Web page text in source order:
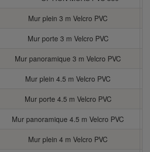
Mur plein 3 m Velcro PVC
Mur porte 3 m Velcro PVC
Mur panoramique 3 m Velcro PVC
Mur plein 4.5 m Velcro PVC
Mur porte 4.5 m Velcro PVC
Mur panoramique 4.5 m Velcro PVC
Mur plein 4 m Velcro PVC